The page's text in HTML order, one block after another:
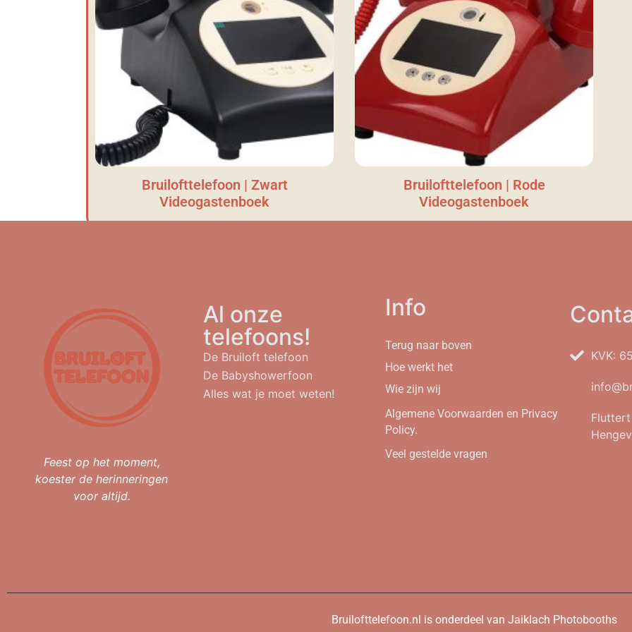
Bruilofttelefoon | Zwart
Videogastenboek
Bruilofttelefoon | Rode
Videogastenboek
Feest op het moment,
koester de herinneringen
voor altijd.
Al onze
telefoons!
De Bruiloft telefoon
De Babyshowerfoon
Alles wat je moet weten!
Info
Terug naar boven
Hoe werkt het
Wie zijn wij
Algemene Voorwaarden en Privacy
Policy.
Veel gestelde vragen
KVK:
Fluttert
Bruilofttelefoon.nl is onderdeel van Jaiklach Photobooths